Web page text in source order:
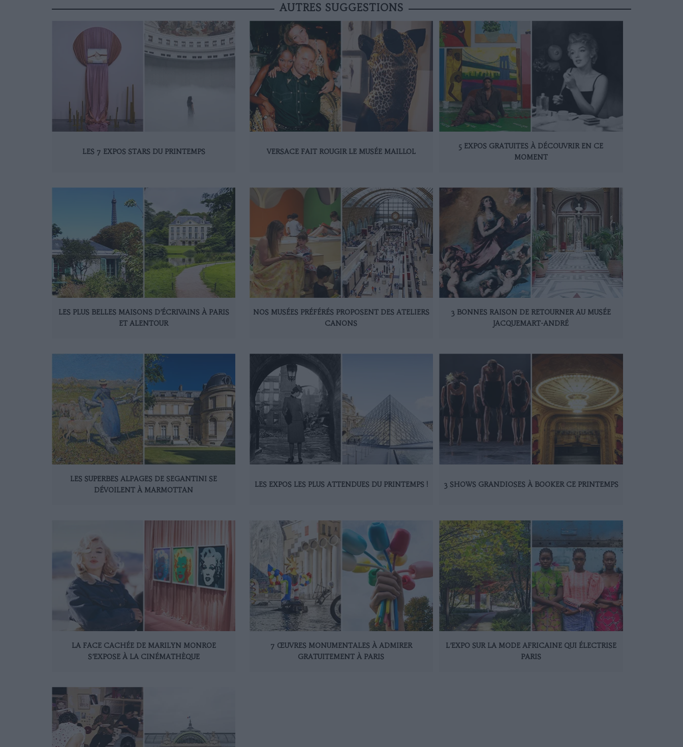
AUTRES SUGGESTIONS
LES 7 EXPOS STARS DU PRINTEMPS VERSACE FAIT ROUGIR LE MUSÉE MAILLOL
5 EXPOS GRATUITES À DÉCOUVRIR EN CE
MOMENT
LES PLUS BELLES MAISONS D’ÉCRIVAINS À PARIS
ET ALENTOUR
NOS MUSÉES PRÉFÉRÉS PROPOSENT DES ATELIERS
CANONS
3 BONNES RAISON DE RETOURNER AU MUSÉE
JACQUEMART-ANDRÉ
LES SUPERBES ALPAGES DE SEGANTINI SE
DÉVOILENT À MARMOTTAN
LES EXPOS LES PLUS ATTENDUES DU PRINTEMPS ! 3 SHOWS GRANDIOSES À BOOKER CE PRINTEMPS
LA FACE CACHÉE DE MARILYN MONROE
S’EXPOSE À LA CINÉMATHÈQUE
7 ŒUVRES MONUMENTALES À ADMIRER
GRATUITEMENT À PARIS
L’EXPO SUR LA MODE AFRICAINE QUI ÉLECTRISE
PARIS